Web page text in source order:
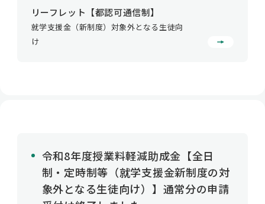
リーフレット【都認可通信制】
就学支援金（新制度）対象外となる生徒向
け
令和8年度授業料軽減助成金【全日
制・定時制等（就学支援金新制度の対
象外となる生徒向け）】通常分の申請